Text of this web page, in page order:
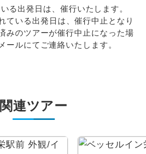
る出発日は、催行いたします。
ている出発日は、催行中止となり
みのツアーが催行中止になった場
ールにてご連絡いたします。
関連ツアー